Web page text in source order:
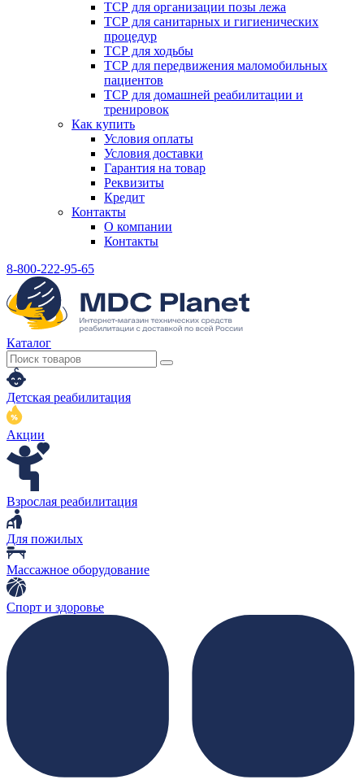
ТСР для организации позы лежа
ТСР для санитарных и гигиенических
процедур
ТСР для ходьбы
ТСР для передвижения маломобильных
пациентов
ТСР для домашней реабилитации и
тренировок
Как купить
Условия оплаты
Условия доставки
Гарантия на товар
Реквизиты
Кредит
Контакты
О компании
Контакты
8-800-222-95-65
Каталог
Детская реабилитация
Акции
Взрослая реабилитация
Для пожилых
Массажное оборудование
Спорт и здоровье